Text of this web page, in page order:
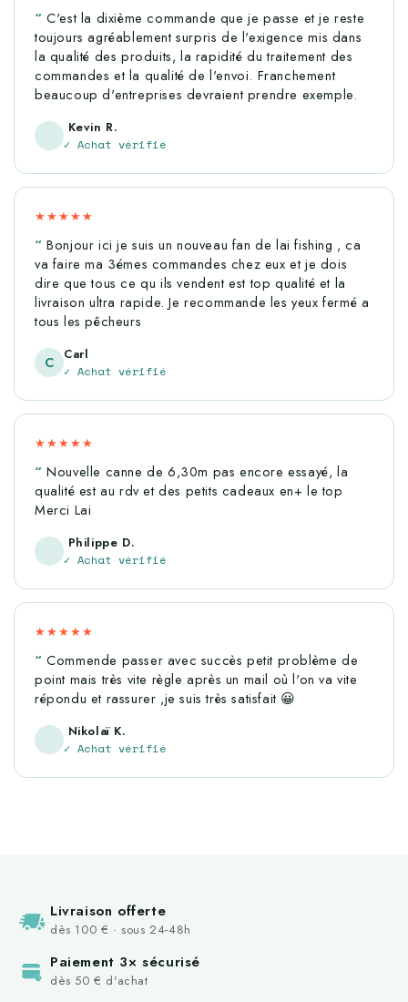
C'est la dixième commande que je passe et je reste
toujours agréablement surpris de l'exigence mis dans
la qualité des produits, la rapidité du traitement des
commandes et la qualité de l'envoi. Franchement
beaucoup d'entreprises devraient prendre exemple.
Kevin R.
✓ Achat vérifié
★★★★★
Bonjour ici je suis un nouveau fan de lai fishing , ca
va faire ma 3émes commandes chez eux et je dois
dire que tous ce qu ils vendent est top qualité et la
livraison ultra rapide. Je recommande les yeux fermé a
tous les pêcheurs
C Carl
✓ Achat vérifié
★★★★★
Nouvelle canne de 6,30m pas encore essayé, la
qualité est au rdv et des petits cadeaux en+ le top
Merci Lai
Philippe D.
✓ Achat vérifié
★★★★★
Commende passer avec succès petit problème de
point mais très vite règle après un mail où l'on va vite
répondu et rassurer ,je suis très satisfait 😀
Nikolaï K.
✓ Achat vérifié
Livraison offerte
dès 100 € · sous 24-48h
Paiement 3× sécurisé
dès 50 € d'achat